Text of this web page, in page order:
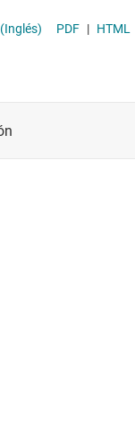
(Inglés) PDF | HTML